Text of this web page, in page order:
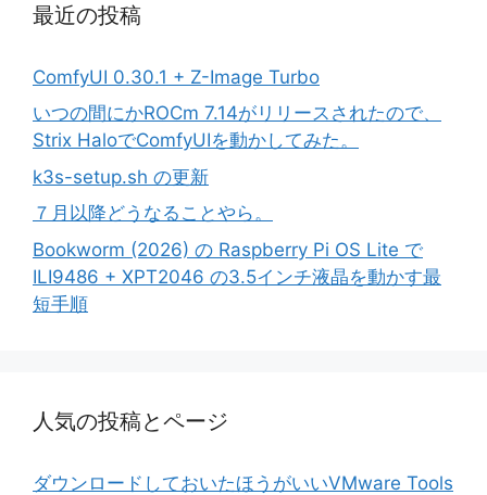
最近の投稿
ComfyUI 0.30.1 + Z-Image Turbo
いつの間にかROCm 7.14がリリースされたので、
Strix HaloでComfyUIを動かしてみた。
k3s-setup.sh の更新
７月以降どうなることやら。
Bookworm (2026) の Raspberry Pi OS Lite で
ILI9486 + XPT2046 の3.5インチ液晶を動かす最
短手順
人気の投稿とページ
ダウンロードしておいたほうがいいVMware Tools